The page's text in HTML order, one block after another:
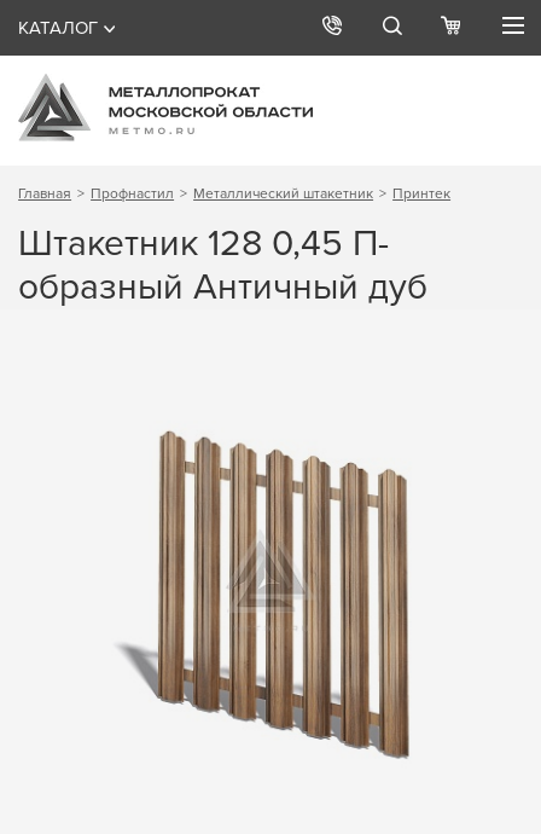
КАТАЛОГ
Главная Профнастил Металлический штакетник Принтек
Штакетник 128 0,45 П-
образный Античный дуб